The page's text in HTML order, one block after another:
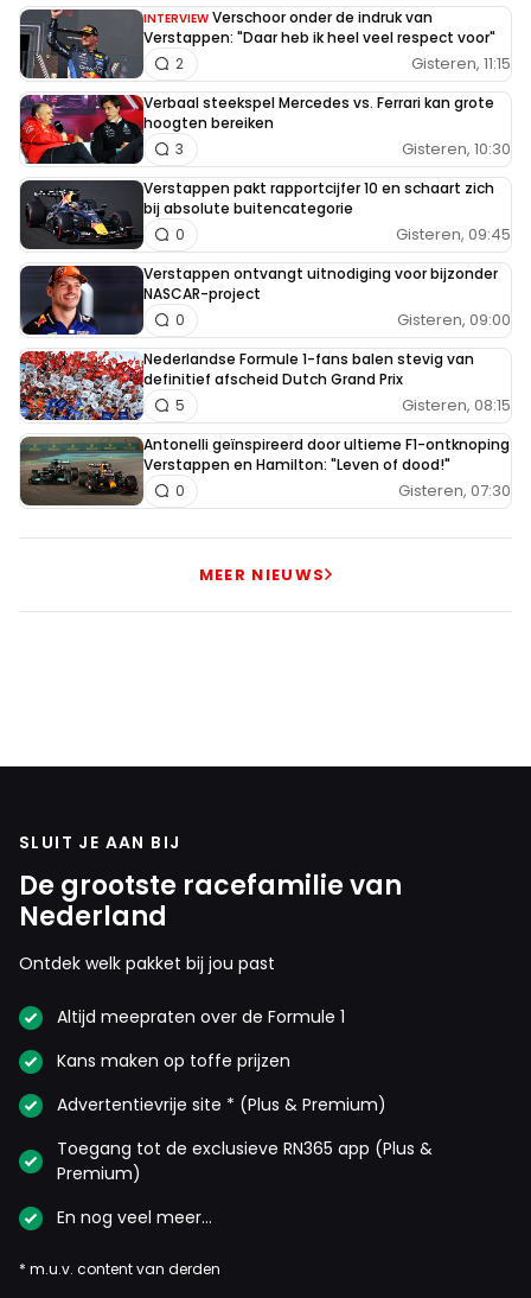
INTERVIEW Verschoor onder de indruk van
Verstappen: "Daar heb ik heel veel respect voor"
Gisteren, 11:15
2
Verbaal steekspel Mercedes vs. Ferrari kan grote
hoogten bereiken
Gisteren, 10:30
3
Verstappen pakt rapportcijfer 10 en schaart zich
bij absolute buitencategorie
Gisteren, 09:45
0
Verstappen ontvangt uitnodiging voor bijzonder
NASCAR-project
Gisteren, 09:00
0
Nederlandse Formule 1-fans balen stevig van
definitief afscheid Dutch Grand Prix
Gisteren, 08:15
5
Antonelli geïnspireerd door ultieme F1-ontknoping
Verstappen en Hamilton: "Leven of dood!"
Gisteren, 07:30
0
MEER NIEUWS
SLUIT JE AAN BIJ
De grootste racefamilie van
Nederland
Ontdek welk pakket bij jou past
Altijd meepraten over de Formule 1
Kans maken op toffe prijzen
Advertentievrije site * (Plus & Premium)
Toegang tot de exclusieve RN365 app (Plus &
Premium)
En nog veel meer…
* m.u.v. content van derden